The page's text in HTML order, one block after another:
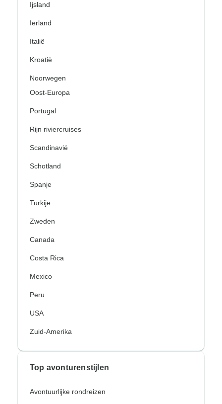
Ijsland
Ierland
Italië
Kroatië
Noorwegen
Oost-Europa
Portugal
Rijn riviercruises
Scandinavië
Schotland
Spanje
Turkije
Zweden
Canada
Costa Rica
Mexico
Peru
USA
Zuid-Amerika
Top avonturenstijlen
Avontuurlijke rondreizen